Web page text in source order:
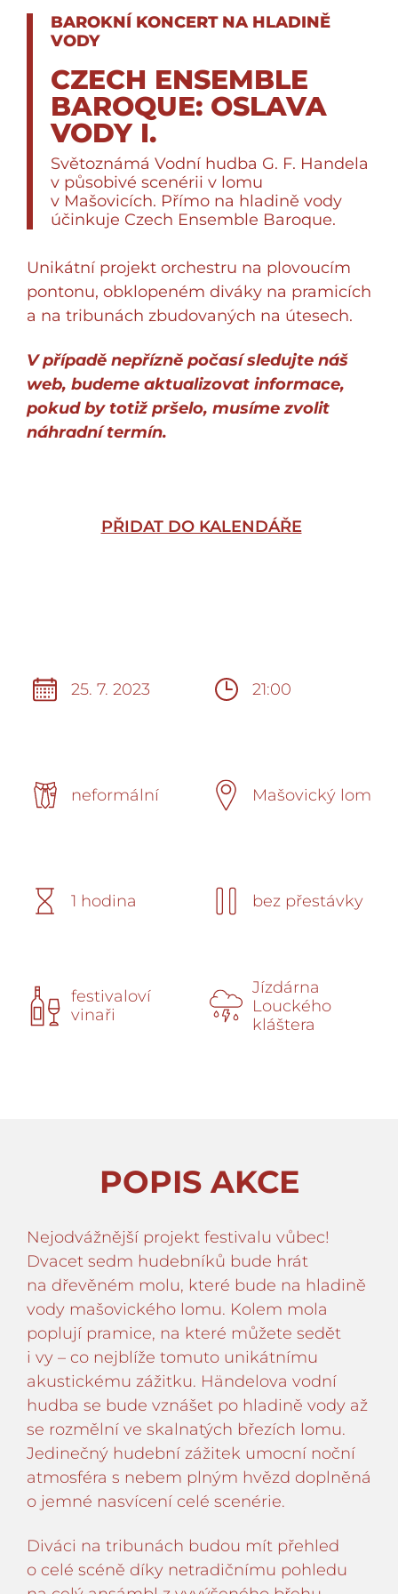
BAROKNÍ KONCERT NA HLADINĚ
VODY
CZECH ENSEMBLE
BAROQUE: OSLAVA
VODY I.
Světoznámá Vodní hudba G. F. Handela
v působivé scenérii v lomu
v Mašovicích. Přímo na hladině vody
účinkuje Czech Ensemble Baroque.
Unikátní projekt orchestru na plovoucím
pontonu, obklopeném diváky na pramicích
a na tribunách zbudovaných na útesech.
V případě nepřízně počasí sledujte náš
web, budeme aktualizovat informace,
pokud by totiž pršelo, musíme zvolit
náhradní termín.
PŘIDAT DO KALENDÁŘE
25. 7. 2023 21:00
neformální Mašovický lom
1 hodina bez přestávky
festivaloví
vinaři
Jízdárna
Louckého
kláštera
POPIS AKCE
Nejodvážnější projekt festivalu vůbec!
Dvacet sedm hudebníků bude hrát
na dřevěném molu, které bude na hladině
vody mašovického lomu. Kolem mola
poplují pramice, na které můžete sedět
i vy – co nejblíže tomuto unikátnímu
akustickému zážitku. Händelova vodní
hudba se bude vznášet po hladině vody až
se rozmělní ve skalnatých březích lomu.
Jedinečný hudební zážitek umocní noční
atmosféra s nebem plným hvězd doplněná
o jemné nasvícení celé scenérie.
Diváci na tribunách budou mít přehled
o celé scéně díky netradičnímu pohledu